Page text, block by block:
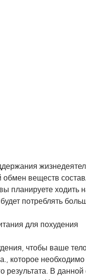
веществ
планируете ходить
потреблять
для похудения
чтобы ваше
которое
результата. В